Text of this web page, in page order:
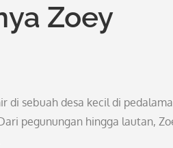
Zoey
di sebuah desa kecil di
pegunungan hingga lautan,